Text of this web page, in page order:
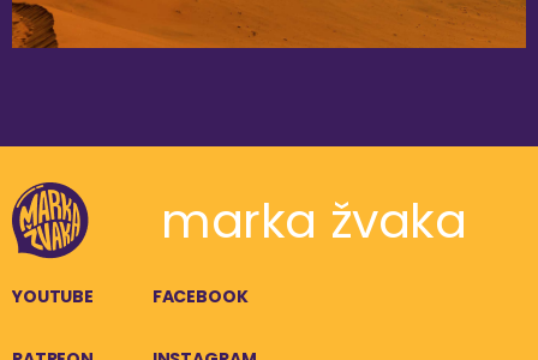
marka žvaka
YOUTUBE FACEBOOK